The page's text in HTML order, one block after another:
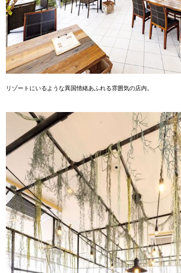
リゾートにいるような異国情緒あふれる雰囲気の店内。